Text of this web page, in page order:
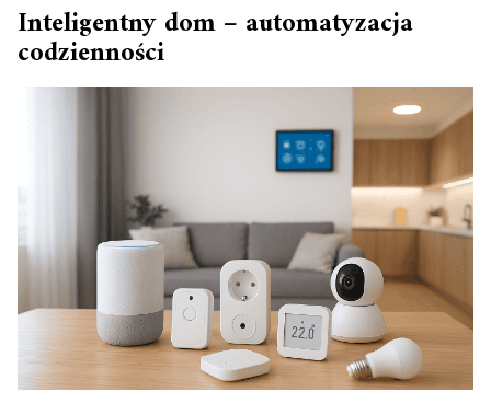
Inteligentny dom – automatyzacja
codzienności